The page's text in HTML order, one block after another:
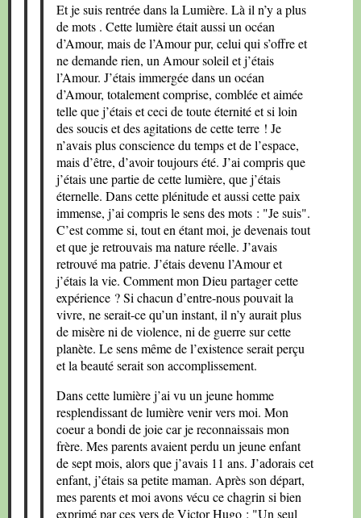
Et je suis rentrée dans la Lumière. Là il n’y a plus
de mots . Cette lumière était aussi un océan
d’Amour, mais de l’Amour pur, celui qui s’offre et
ne demande rien, un Amour soleil et j’étais
l’Amour. J’étais immergée dans un océan
d’Amour, totalement comprise, comblée et aimée
telle que j’étais et ceci de toute éternité et si loin
des soucis et des agitations de cette terre ! Je
n’avais plus conscience du temps et de l’espace,
mais d’être, d’avoir toujours été. J’ai compris que
j’étais une partie de cette lumière, que j’étais
éternelle. Dans cette plénitude et aussi cette paix
immense, j’ai compris le sens des mots : "Je suis".
C’est comme si, tout en étant moi, je devenais tout
et que je retrouvais ma nature réelle. J’avais
retrouvé ma patrie. J’étais devenu l’Amour et
j’étais la vie. Comment mon Dieu partager cette
expérience ? Si chacun d’entre-nous pouvait la
vivre, ne serait-ce qu’un instant, il n’y aurait plus
de misère ni de violence, ni de guerre sur cette
planète. Le sens même de l’existence serait perçu
et la beauté serait son accomplissement.
Dans cette lumière j’ai vu un jeune homme
resplendissant de lumière venir vers moi. Mon
coeur a bondi de joie car je reconnaissais mon
frère. Mes parents avaient perdu un jeune enfant
de sept mois, alors que j’avais 11 ans. J’adorais cet
enfant, j’étais sa petite maman. Après son départ,
mes parents et moi avons vécu ce chagrin si bien
exprimé par ces vers de Victor Hugo : "Un seul